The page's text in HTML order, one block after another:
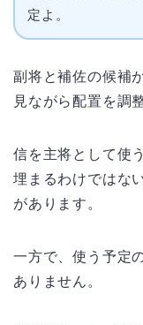
定よ。
副将と補佐の候補
見ながら配置を調
信を主将として使
埋まるわけではな
があります。
一方で、使う予定
ありません。